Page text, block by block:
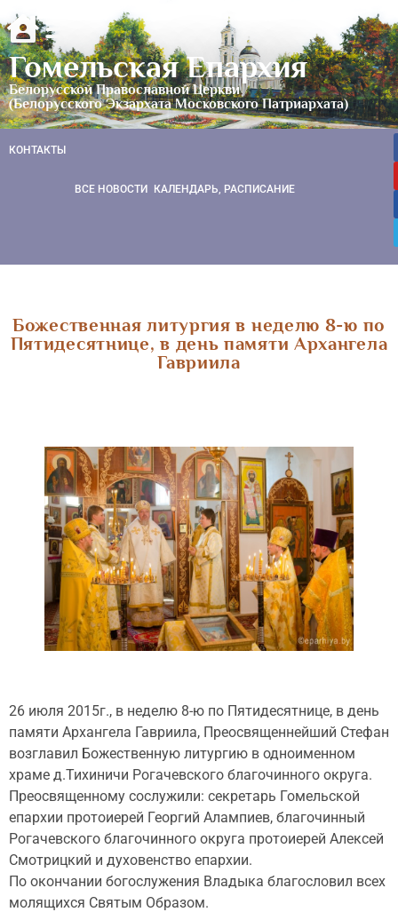
Гомельская Епархия
Белорусской Православной Церкви
(Белорусского Экзархата Московского Патриархата)
КОНТАКТЫ
ВСЕ НОВОСТИ КАЛЕНДАРЬ, РАСПИСАНИЕ
Божественная литургия в неделю 8-ю по
Пятидесятнице, в день памяти Архангела
Гавриила
26 июля 2015г., в неделю 8-ю по Пятидесятнице, в день
памяти Архангела Гавриила, Преосвященнейший Стефан
возглавил Божественную литургию в одноименном
храме д.Тихиничи Рогачевского благочинного округа.
Преосвященному сослужили: секретарь Гомельской
епархии протоиерей Георгий Алампиев, благочинный
Рогачевского благочинного округа протоиерей Алексей
Смотрицкий и духовенство епархии.
По окончании богослужения Владыка благословил всех
молящихся Святым Образом.